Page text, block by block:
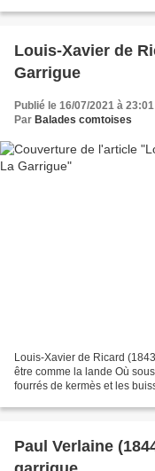
Louis-Xavier de
Garrigue
Publié le 16/07/2021 à 23:01
Par Balades comtoises
Louis-Xavier de Ricard
être comme la lande Où
fourrés de kermès et les
Paul Verlaine